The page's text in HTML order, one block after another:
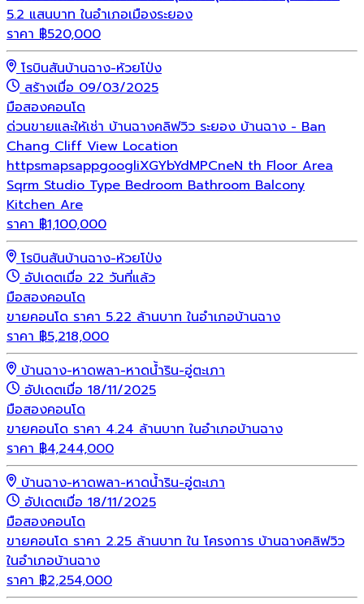
5.2 แสนบาท ในอำเภอเมืองระยอง
ราคา ฿520,000
โรบินสันบ้านฉาง-ห้วยโป่ง
สร้างเมื่อ 09/03/2025
มือสองคอนโด
ด่วนขายและให้เช่า บ้านฉางคลิฟวิว ระยอง บ้านฉาง - Ban
Chang Cliff View Location
httpsmapsappgoogliXGYbYdMPCneN th Floor Area
Sqrm Studio Type Bedroom Bathroom Balcony
Kitchen Are
ราคา ฿1,100,000
โรบินสันบ้านฉาง-ห้วยโป่ง
อัปเดตเมื่อ 22 วันที่แล้ว
มือสองคอนโด
ขายคอนโด ราคา 5.22 ล้านบาท ในอำเภอบ้านฉาง
ราคา ฿5,218,000
บ้านฉาง-หาดพลา-หาดน้ำริน-อู่ตะเภา
อัปเดตเมื่อ 18/11/2025
มือสองคอนโด
ขายคอนโด ราคา 4.24 ล้านบาท ในอำเภอบ้านฉาง
ราคา ฿4,244,000
บ้านฉาง-หาดพลา-หาดน้ำริน-อู่ตะเภา
อัปเดตเมื่อ 18/11/2025
มือสองคอนโด
ขายคอนโด ราคา 2.25 ล้านบาท ใน โครงการ บ้านฉางคลิฟวิว
ในอำเภอบ้านฉาง
ราคา ฿2,254,000